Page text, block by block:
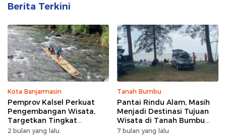
Berita Terkini
Kota Banjarmasin
Pemprov Kalsel Perkuat
Pengembangan Wisata,
Targetkan Tingkat
Kunjungan Naik 5 Persen di
2 bulan yang lalu
Tanah Bumbu
Pantai Rindu Alam, Masih
Menjadi Destinasi Tujuan
Wisata di Tanah Bumbu
dengan Rindangnya Pohon
7 bulan yang lalu